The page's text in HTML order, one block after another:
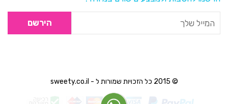
הירשם
© 2015 כל הזכויות שמורות ל - sweety.co.il